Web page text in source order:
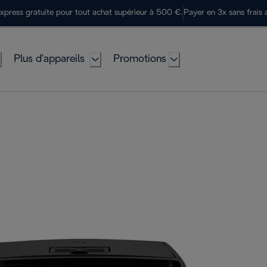
gratuite pour tout achat supérieur à 500 €. Payer en 3x sans frais
Plus d'appareils Promotions